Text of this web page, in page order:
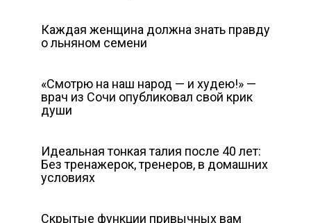
Каждая женщина должна знать правду
о льняном семени
«Смотрю на наш народ — и худею!» —
врач из Сочи опубликовал свой крик
души
Идеальная тонкая талия после 40 лет:
Без тренажерок, тренеров, в домашних
условиях
Скрытые функции привычных вам